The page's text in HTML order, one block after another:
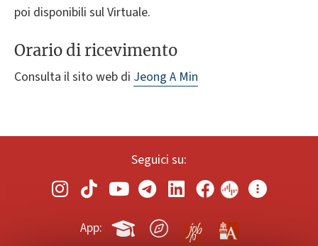
poi disponibili sul Virtuale.
Orario di ricevimento
Consulta il sito web di Jeong A Min
Seguici su:
App: